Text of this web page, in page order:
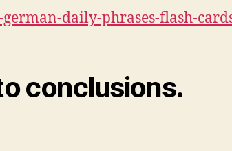
daily-phrases-flash-
conclusions.